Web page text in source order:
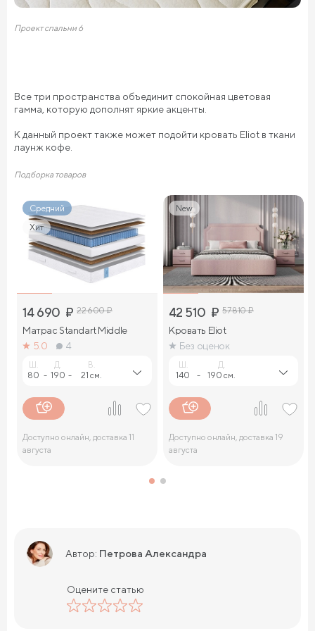
Проект спальни 6
Все три пространства объединит спокойная цветовая
гамма, которую дополнят яркие акценты.
К данный проект также может подойти кровать Eliot в ткани
лаунж кофе.
Подборка товаров
Средний
Хит
14 690 ₽ 22 600₽
Матрас Standart Middle
5.0
4
Ш.
80 -
Д.
190 -
В.
21 см.
Доступно онлайн, доставка 11
августа
New
42 510 ₽ 57 810₽
Кровать Eliot
Без оценок
Ш.
140 -
Д.
190 см.
Доступно онлайн, доставка 19
августа
Автор: Петрова Александра
Оцените статью